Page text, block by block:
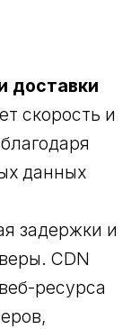
доставки
скорость и
данных
задержки и
CDN
ресурса